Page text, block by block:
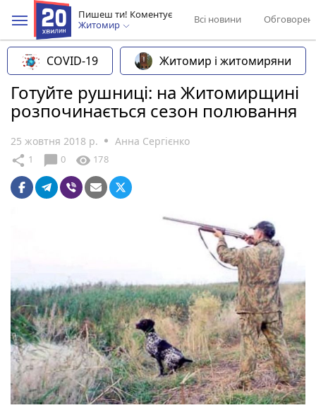
Пишеш ти! Коментує
Житомир
Всі новини
COVID-19 Житомир і житомиряни
Готуйте рушниці: на Житомирщині
розпочинається сезон полювання
25 жовтня 2018 р. Анна Сергієнко
share 1 chat_bubble 0 visibility 178